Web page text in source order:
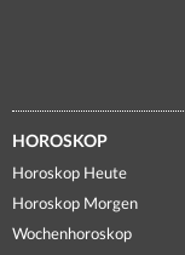
HOROSKOP
Horoskop Heute
Horoskop Morgen
Wochenhoroskop